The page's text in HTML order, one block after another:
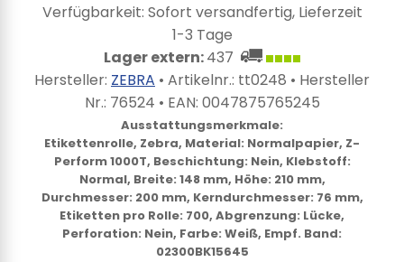
Verfügbarkeit: Sofort versandfertig, Lieferzeit
1-3 Tage
Lager extern:437
Hersteller: ZEBRA • Artikelnr.: tt0248 • Hersteller
Nr.: 76524 • EAN: 0047875765245
Ausstattungsmerkmale:
Etikettenrolle, Zebra, Material: Normalpapier, Z-
Perform 1000T, Beschichtung: Nein, Klebstoff:
Normal, Breite: 148 mm, Höhe: 210 mm,
Durchmesser: 200 mm, Kerndurchmesser: 76 mm,
Etiketten pro Rolle: 700, Abgrenzung: Lücke,
Perforation: Nein, Farbe: Weiß, Empf. Band:
02300BK15645